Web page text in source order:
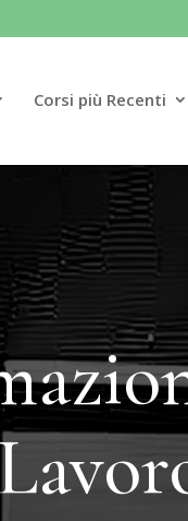
Corsi più Recenti